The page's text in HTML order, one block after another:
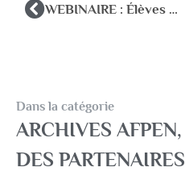
WEBINAIRE : Élèves orphelins, quelles perspectives d’accompagnement. Rôle et place pour le psychologue de l’Éducation Nationale
Dans la catégorie
ARCHIVES AFPEN,
DES PARTENAIRES